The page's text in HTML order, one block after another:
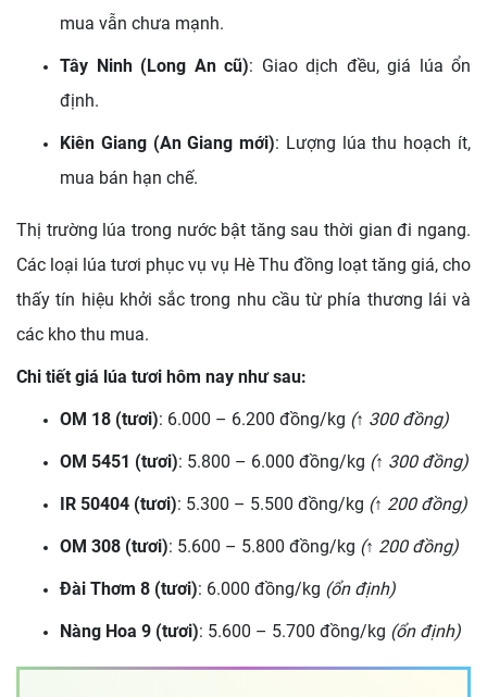
mua vẫn chưa mạnh.
Tây Ninh (Long An cũ): Giao dịch đều, giá lúa ổn
định.
Kiên Giang (An Giang mới): Lượng lúa thu hoạch ít,
mua bán hạn chế.
Thị trường lúa trong nước bật tăng sau thời gian đi ngang.
Các loại lúa tươi phục vụ vụ Hè Thu đồng loạt tăng giá, cho
thấy tín hiệu khởi sắc trong nhu cầu từ phía thương lái và
các kho thu mua.
Chi tiết giá lúa tươi hôm nay như sau:
OM 18 (tươi): 6.000 – 6.200 đồng/kg (↑ 300 đồng)
OM 5451 (tươi): 5.800 – 6.000 đồng/kg (↑ 300 đồng)
IR 50404 (tươi): 5.300 – 5.500 đồng/kg (↑ 200 đồng)
OM 308 (tươi): 5.600 – 5.800 đồng/kg (↑ 200 đồng)
Đài Thơm 8 (tươi): 6.000 đồng/kg (ổn định)
Nàng Hoa 9 (tươi): 5.600 – 5.700 đồng/kg (ổn định)